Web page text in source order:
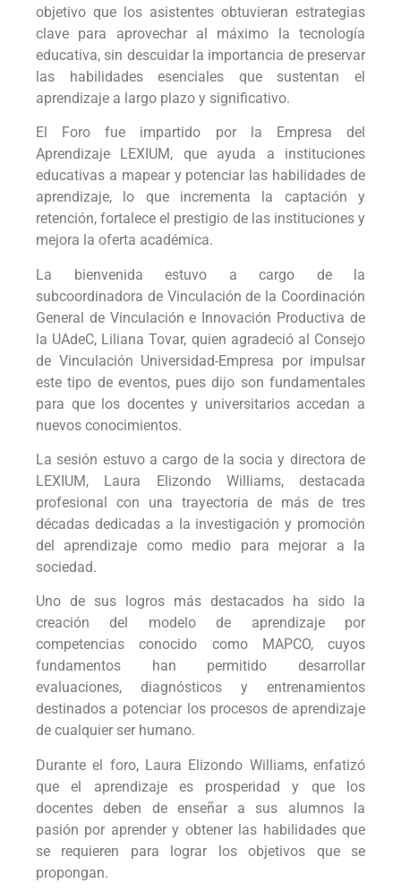
objetivo que los asistentes obtuvieran estrategias
clave para aprovechar al máximo la tecnología
educativa, sin descuidar la importancia de preservar
las habilidades esenciales que sustentan el
aprendizaje a largo plazo y significativo.
El Foro fue impartido por la Empresa del
Aprendizaje LEXIUM, que ayuda a instituciones
educativas a mapear y potenciar las habilidades de
aprendizaje, lo que incrementa la captación y
retención, fortalece el prestigio de las instituciones y
mejora la oferta académica.
La bienvenida estuvo a cargo de la
subcoordinadora de Vinculación de la Coordinación
General de Vinculación e Innovación Productiva de
la UAdeC, Liliana Tovar, quien agradeció al Consejo
de Vinculación Universidad-Empresa por impulsar
este tipo de eventos, pues dijo son fundamentales
para que los docentes y universitarios accedan a
nuevos conocimientos.
La sesión estuvo a cargo de la socia y directora de
LEXIUM, Laura Elizondo Williams, destacada
profesional con una trayectoria de más de tres
décadas dedicadas a la investigación y promoción
del aprendizaje como medio para mejorar a la
sociedad.
Uno de sus logros más destacados ha sido la
creación del modelo de aprendizaje por
competencias conocido como MAPCO, cuyos
fundamentos han permitido desarrollar
evaluaciones, diagnósticos y entrenamientos
destinados a potenciar los procesos de aprendizaje
de cualquier ser humano.
Durante el foro, Laura Elizondo Williams, enfatizó
que el aprendizaje es prosperidad y que los
docentes deben de enseñar a sus alumnos la
pasión por aprender y obtener las habilidades que
se requieren para lograr los objetivos que se
propongan.